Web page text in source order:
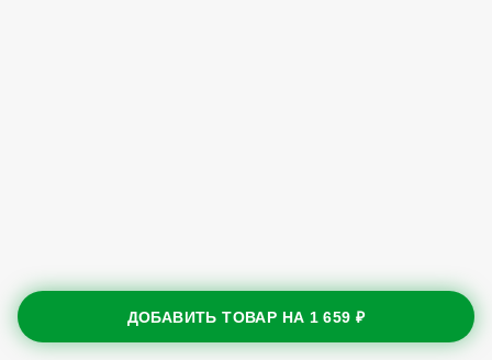
ДОБАВИТЬ ТОВАР НА 1 659 ₽